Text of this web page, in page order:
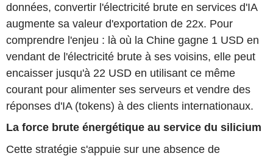
données, convertir l'électricité brute en services d'IA
augmente sa valeur d'exportation de 22x. Pour
comprendre l'enjeu : là où la Chine gagne 1 USD en
vendant de l'électricité brute à ses voisins, elle peut
encaisser jusqu'à 22 USD en utilisant ce même
courant pour alimenter ses serveurs et vendre des
réponses d'IA (tokens) à des clients internationaux.
La force brute énergétique au service du silicium
Cette stratégie s'appuie sur une absence de